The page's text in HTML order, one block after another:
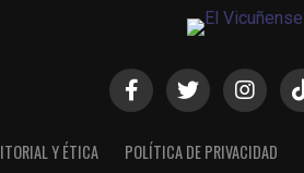
Y ÉTICA POLÍTICA DE PRIVACIDAD